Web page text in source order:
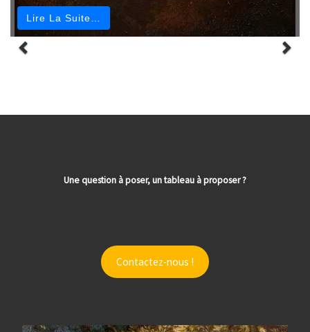
Lire La Suite…
Une question à poser, un tableau à proposer ?
Contactez-nous !